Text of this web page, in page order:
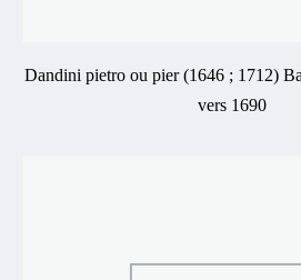
Dandini pietro ou pier (1646 ; 1712)
vers 1690